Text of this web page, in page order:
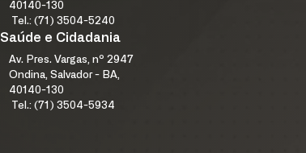
40140-130
Tel.: (71) 3504-5240
Saúde e Cidadania
Av. Pres. Vargas, nº 2947
Ondina, Salvador - BA,
40140-130
Tel.: (71) 3504-5934